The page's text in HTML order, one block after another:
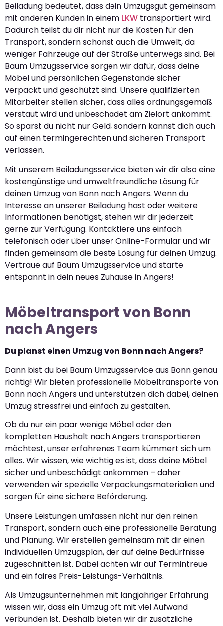
Beiladung bedeutet, dass dein Umzugsgut gemeinsam
mit anderen Kunden in einem LKW transportiert wird.
Dadurch teilst du dir nicht nur die Kosten für den
Transport, sondern schonst auch die Umwelt, da
weniger Fahrzeuge auf der Straße unterwegs sind. Bei
Baum Umzugsservice sorgen wir dafür, dass deine
Möbel und persönlichen Gegenstände sicher
verpackt und geschützt sind. Unsere qualifizierten
Mitarbeiter stellen sicher, dass alles ordnungsgemäß
verstaut wird und unbeschadet am Zielort ankommt.
So sparst du nicht nur Geld, sondern kannst dich auch
auf einen termingerechten und sicheren Transport
verlassen.
Mit unserem Beiladungsservice bieten wir dir also eine
kostengünstige und umweltfreundliche Lösung für
deinen Umzug von Bonn nach Angers. Wenn du
Interesse an unserer Beiladung hast oder weitere
Informationen benötigst, stehen wir dir jederzeit
gerne zur Verfügung. Kontaktiere uns einfach
telefonisch oder über unser Online-Formular und wir
finden gemeinsam die beste Lösung für deinen Umzug.
Vertraue auf Baum Umzugsservice und starte
entspannt in dein neues Zuhause in Angers!
Möbeltransport von Bonn
nach Angers
Du planst einen Umzug von Bonn nach Angers?
Dann bist du bei Baum Umzugsservice aus Bonn genau
richtig! Wir bieten professionelle Möbeltransporte von
Bonn nach Angers und unterstützen dich dabei, deinen
Umzug stressfrei und einfach zu gestalten.
Ob du nur ein paar wenige Möbel oder den
kompletten Haushalt nach Angers transportieren
möchtest, unser erfahrenes Team kümmert sich um
alles. Wir wissen, wie wichtig es ist, dass deine Möbel
sicher und unbeschädigt ankommen – daher
verwenden wir spezielle Verpackungsmaterialien und
sorgen für eine sichere Beförderung.
Unsere Leistungen umfassen nicht nur den reinen
Transport, sondern auch eine professionelle Beratung
und Planung. Wir erstellen gemeinsam mit dir einen
individuellen Umzugsplan, der auf deine Bedürfnisse
zugeschnitten ist. Dabei achten wir auf Termintreue
und ein faires Preis-Leistungs-Verhältnis.
Als Umzugsunternehmen mit langjähriger Erfahrung
wissen wir, dass ein Umzug oft mit viel Aufwand
verbunden ist. Deshalb bieten wir dir zusätzliche